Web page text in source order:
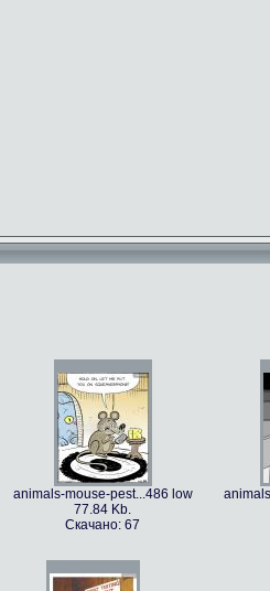
animals-mouse-pest...486 low
77.84 Kb.
Скачано: 67